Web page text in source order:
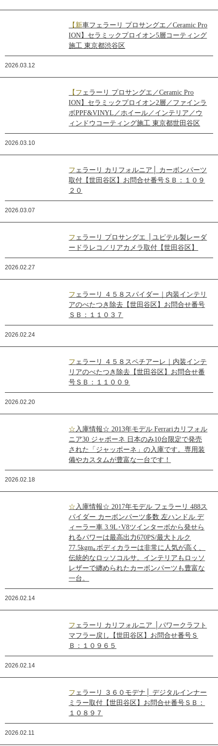
【新車フェラーリ プロサングエ／Ceramic Pro
ION】セラミックプロイオン5層コーティング
施工 東京都渋谷区
2026.03.12
【フェラーリ プロサングエ／Ceramic Pro
ION】セラミックプロイオン2層／ファインラ
ボPPF&VINYL／ホイール／インテリア／ウ
ィンドウコーティング施工 東京都世田谷区
2026.03.10
フェラーリ カリフォルニア│ カーボンパーツ
取付【世田谷区】お問合せ番号ＳＢ：１０９
２０
2026.03.07
フェラーリ プロサングエ │ユピテル製レーダ
ードラレコ／リアカメラ取付【世田谷区】
2026.02.27
フェラーリ ４５８スパイダー｜内装インテリ
アのべたつき除去【世田谷区】お問合せ番号
ＳＢ：１１０３７
2026.02.24
フェラーリ ４５８スペチアーレ｜内装インテ
リアのべたつき除去【世田谷区】お問合せ番
号ＳＢ：１１００９
2026.02.20
☆入庫情報☆ 2013年モデル Ferrariカリフォル
ニア30 ジャポーネ 日本のみ10台限定で発売
された「ジャッポーネ」の入庫です。専用装
備やカスタムが豊富な一台です！
2026.02.18
☆入庫情報☆ 2017年モデル フェラーリ 488ス
パイダー カーボンパーツ多数 左ハンドル デ
ィーラー車 3.9L･V8ツインターボから発せら
れるパワーは最高出力670PS/最大トルク
77.5kgm｡ボディカラーは非常に人気が高く、
伝統的なロッソコルサ。インテリアもロッソ
レザーで纏められたカーボンパーツも豊富な
一台。
2026.02.14
フェラーリ カリフォルニア │パワークラフト
マフラー戻し【世田谷区】お問合せ番号Ｓ
Ｂ：１０９６５
2026.02.14
フェラーリ ３６０モデナ│ デジタルインナー
ミラー取付【世田谷区】お問合せ番号ＳＢ：
１０８９７
2026.02.11